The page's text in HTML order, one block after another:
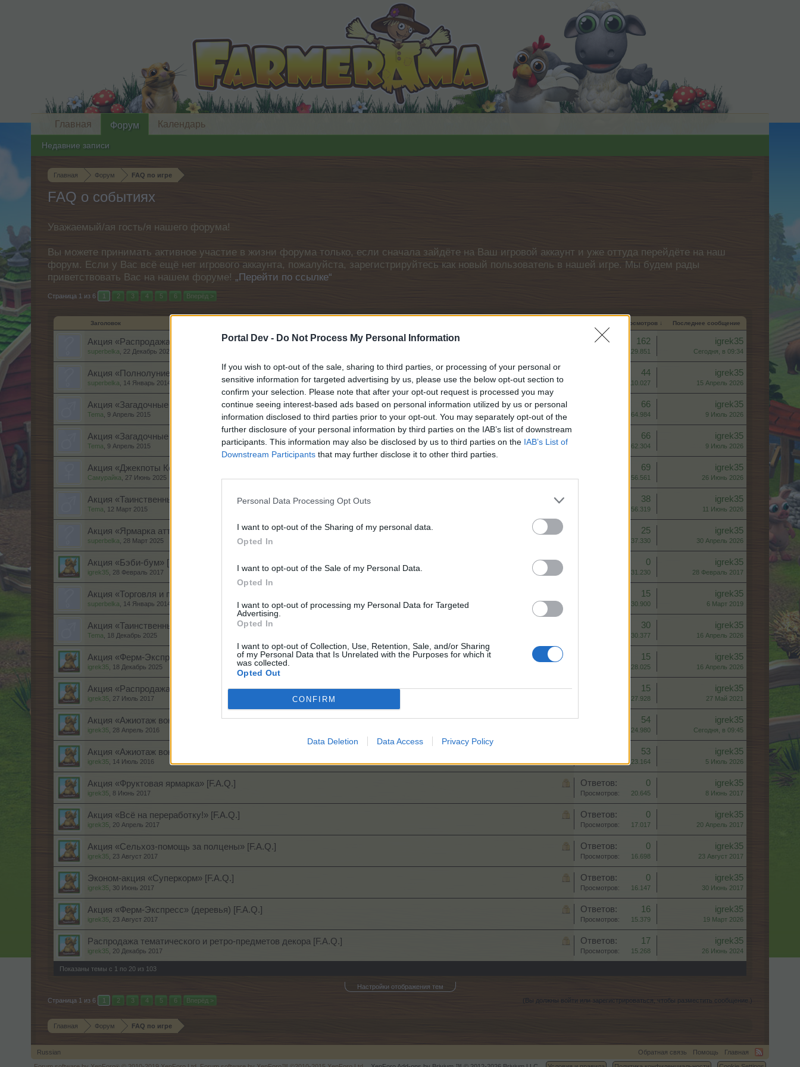
Portal Dev - Do Not Process My Personal Information
If you wish to opt-out of the sale, sharing to third parties, or processing of your personal or
sensitive information for targeted advertising by us, please use the below opt-out section to
confirm your selection. Please note that after your opt-out request is processed you may
continue seeing interest-based ads based on personal information utilized by us or personal
information disclosed to third parties prior to your opt-out. You may separately opt-out of the
further disclosure of your personal information by third parties on the IAB’s list of downstream
participants. This information may also be disclosed by us to third parties on the IAB’s List of
Downstream Participants that may further disclose it to other third parties.
Personal Data Processing Opt Outs
I want to opt-out of the Sharing of my personal data.
Opted In
I want to opt-out of the Sale of my Personal Data.
Opted In
I want to opt-out of processing my Personal Data for Targeted
Advertising.
Opted In
I want to opt-out of Collection, Use, Retention, Sale, and/or Sharing
of my Personal Data that Is Unrelated with the Purposes for which it
was collected.
Opted Out
CONFIRM
Data Deletion Data Access Privacy Policy
Главная Форум FAQ по игре
FAQ о событиях
Уважаемый/ая гость/я нашего форума!
Вы можете принимать активное участие в жизни форума только, если сначала зайдёте на Ваш игровой аккаунт и уже оттуда перейдёте на наш
форум. Если у Вас всё ещё нет игрового аккаунта, пожалуйста, зарегистрируйтесь как новый пользователь в нашей игре. Мы будем рады
приветствовать Вас на нашем форуме! „Перейти по ссылке“
Страница 1 из 6 1 2 3 4 5 6 Вперёд >
Заголовок Просмотров ↓ Последнее сообщение
Акция «Распродажа ярусов чудо-вьюнка» [F.A.Q.]
superbelka 22 Декабрь 2025
Ответов: 162
129.851
igrek35
Сегодня, в 09:34
Акция «Полнолуние» [F.A.Q]
superbelka 14 Январь 2014
44
110.027
igrek35
15 Апрель 2026
Акция «Загадочные тропические деревья» [F.A.Q.]
Tema 9 Апрель 2015
66
64.984
igrek35
9 Июль 2026
Акция «Загадочные деревья» [F.A.Q.]
Tema 9 Апрель 2015
66
62.304
igrek35
9 Июль 2026
Акция «Джекпоты Колеса Фортуны» [F.A.Q.]
Самурайка 27 Июнь 2025
69
56.561
igrek35
26 Июнь 2026
Акция «Таинственные хлева» [F.A.Q.]
Tema 12 Март 2015
38
56.319
igrek35
11 Июнь 2026
Акция «Ярмарка аттракционов "Луна-парк "Рензо"» [F.A.Q.]
superbelka 28 Март 2025
25
37.330
igrek35
30 Апрель 2026
Акция «Бэби-бум» [F.A.Q.]
igrek35 28 Февраль 2017
0
31.230
igrek35
28 Февраль 2017
Акция «Торговля и подарки» [F.A.Q.]
superbelka 14 Январь 2014
15
30.900
igrek35
6 Март 2019
Акция «Таинственные тропические хлева» [F.A.Q.]
Tema 18 Декабрь 2025
30
30.377
igrek35
16 Апрель 2026
Акция «Ферм-Экспресс» (хлева) [F.A.Q.]
igrek35 18 Декабрь 2025
15
28.025
igrek35
16 Апрель 2026
Акция «Распродажа спецдекора» [F.A.Q.]
igrek35 27 Июль 2017
15
27.928
igrek35
27 Май 2021
Акция «Ажиотаж вокруг деревьев» [F.A.Q.]
igrek35 28 Апрель 2016
54
24.980
igrek35
Сегодня, в 09:45
Акция «Ажиотаж вокруг хлевов» [F.A.Q.]
igrek35 14 Июль 2016
53
23.164
igrek35
5 Июль 2026
Акция «Фруктовая ярмарка» [F.A.Q.]
igrek35 8 Июнь 2017
Ответов: 0
Просмотров: 20.645
igrek35
8 Июнь 2017
Акция «Всё на переработку!» [F.A.Q.]
igrek35 20 Апрель 2017
Ответов: 0
Просмотров: 17.017
igrek35
20 Апрель 2017
Акция «Сельхоз-помощь за полцены» [F.A.Q.]
igrek35 23 Август 2017
Ответов: 0
Просмотров: 16.698
igrek35
23 Август 2017
Эконом-акция «Суперкорм» [F.A.Q.]
igrek35 30 Июнь 2017
Ответов: 0
Просмотров: 16.147
igrek35
30 Июнь 2017
Акция «Ферм-Экспресс» (деревья) [F.A.Q.]
igrek35 23 Август 2017
Ответов: 16
Просмотров: 15.379
igrek35
19 Март 2026
Распродажа тематического и ретро-предметов декора [F.A.Q.]
igrek35 20 Декабрь 2017
Ответов: 17
Просмотров: 15.268
igrek35
26 Июнь 2024
Показаны темы с 1 по 20 из 103
Настройки отображения тем
(Вы должны войти или зарегистрироваться, чтобы разместить сообщение.)
Страница 1 из 6 1 2 3 4 5 6 Вперёд >
Главная Форум FAQ по игре
Главная Форум
Недавние записи
Календарь
Russian Обратная связь Помощь
Главная